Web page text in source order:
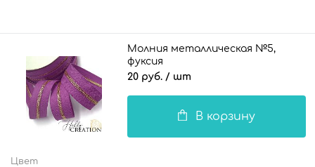
Молния металлическая №5,
фуксия
20 руб. / шт
В корзину
Цвет